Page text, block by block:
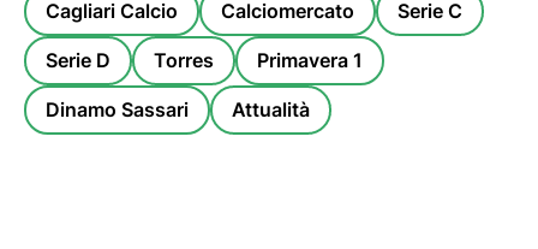
Cagliari Calcio Calciomercato Serie C
Serie D Torres Primavera 1
Dinamo Sassari Attualità